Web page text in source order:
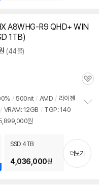
A8WHG-R9 QHD+ WIN
1TB)
(44몰)
관
/ 500nit / AMD / 라이젠
/ VRAM: 12GB / TGP: 140
원
기
SSD 4TB
4,036,000원
더보기